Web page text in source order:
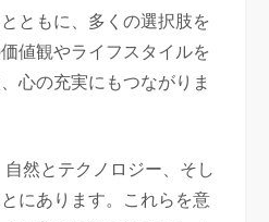
ともに、多くの選択肢を
値観やライフスタイルを
心の充実にもつながりま
然とテクノロジー、そし
にあります。これらを意